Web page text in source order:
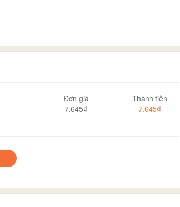
Đơn giá
7.645₫
Thành tiền
7.645₫